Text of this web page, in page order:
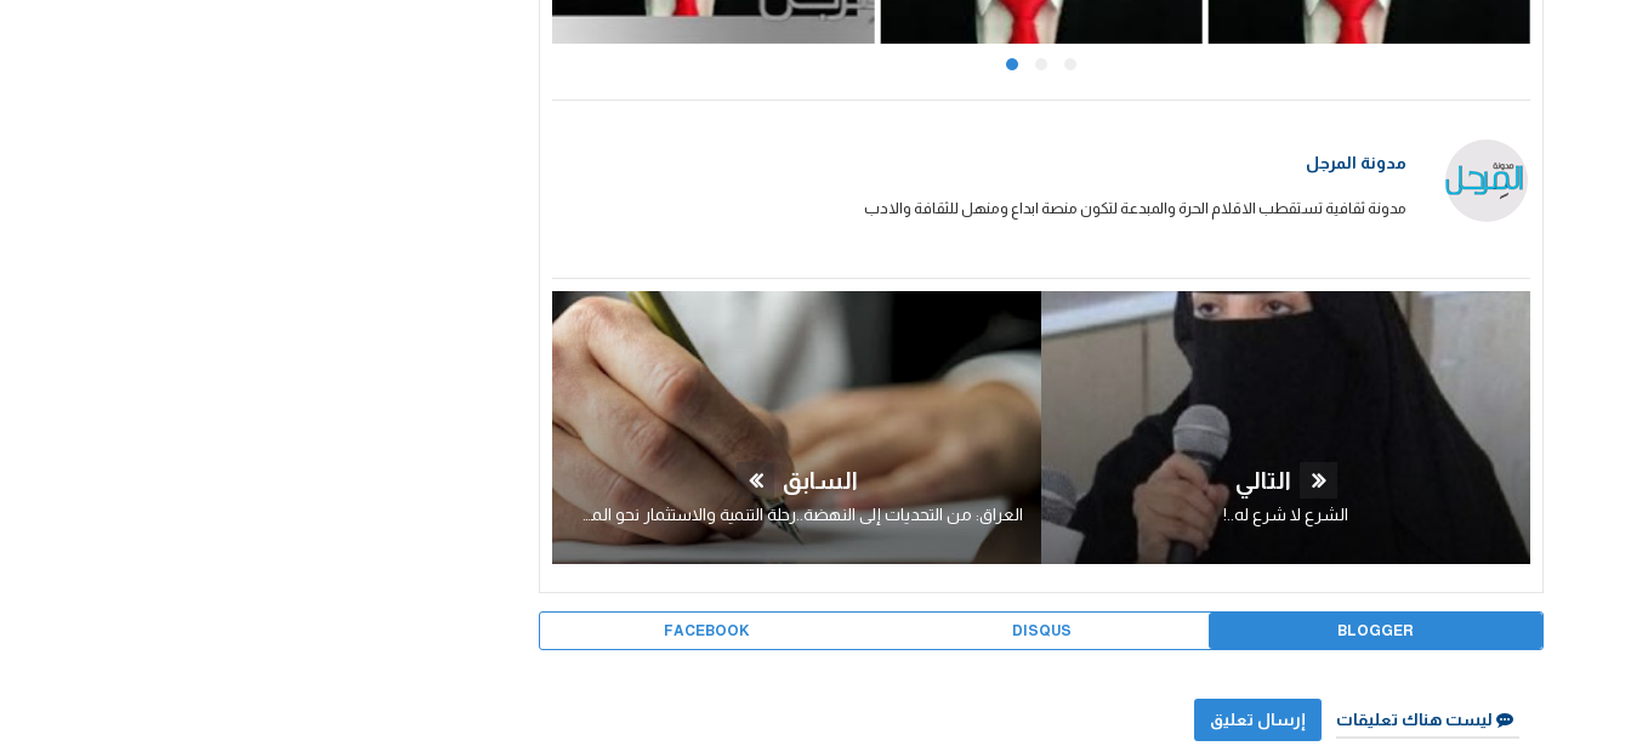
مدونة المرجل
مدونة ثقافية تستقطب الاقلام الحرة والمبدعة لتكون منصة ابداع ومنهل للثقافة والادب
التالي
الشرع لا شرع له..!
السابق
العراق: من التحديات إلى النهضة..رحلة التنمية والاستثمار نحو المستقبل..!
BLOGGER
DISQUS
FACEBOOK
ليست هناك تعليقات إرسال تعليق